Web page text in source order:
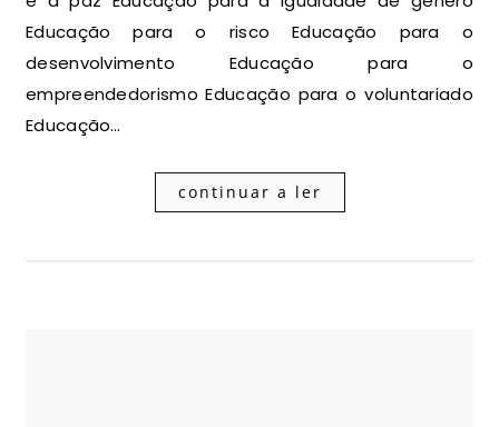
Educação para o risco Educação para o
desenvolvimento Educação para o
empreendedorismo Educação para o voluntariado
Educação…
continuar a ler